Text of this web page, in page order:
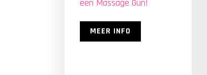
een Massage Gun!
MEER INFO